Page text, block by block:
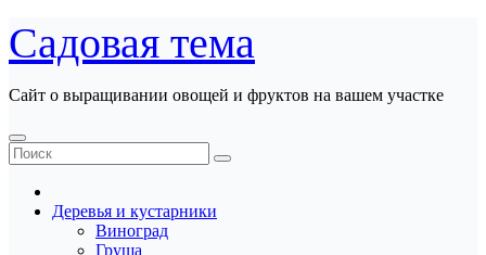
Перейти
к
содержанию
Садовая тема
Сайт о выращивании овощей и фруктов на вашем участке
Деревья и кустарники
Виноград
Груша